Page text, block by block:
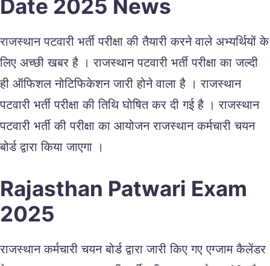
Date 2025 News
राजस्थान पटवारी भर्ती परीक्षा की तैयारी करने वाले अभ्यर्थियों के
लिए अच्छी खबर है । राजस्थान पटवारी भर्ती परीक्षा का जल्दी
ही ऑफिशल नोटिफिकेशन जारी होने वाला है । राजस्थान
पटवारी भर्ती परीक्षा की तिथि घोषित कर दी गई है । राजस्थान
पटवारी भर्ती की परीक्षा का आयोजन राजस्थान कर्मचारी चयन
बोर्ड द्वारा किया जाएगा ।
Rajasthan Patwari Exam
2025
राजस्थान कर्मचारी चयन बोर्ड द्वारा जारी किए गए एग्जाम कैलेंडर